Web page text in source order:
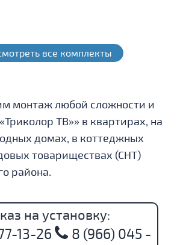
все комплекты
монтаж любой сложности и
ТВ»» в квартирах, на
домах, в коттеджных
товариществах (СНТ)
района.
на установку:
13-26
8 (966) 045 -